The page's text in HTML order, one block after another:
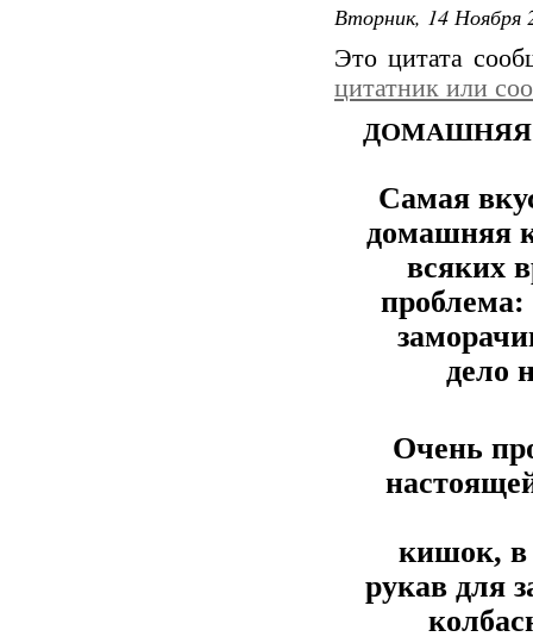
Вторник, 14 Ноября
Это цитата
цитатник или
ДОМАШНЯЯ
Самая
домашняя
всяких
проблема:
дело
Очень
кишок, в
рукав для